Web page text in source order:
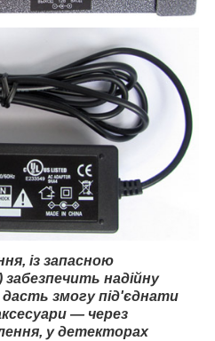
із запасною
надійну
змогу під'єднати
— через
у детекторах